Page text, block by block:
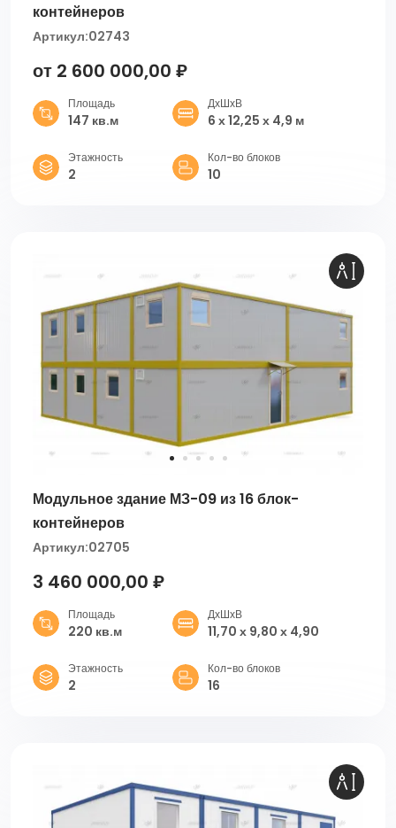
контейнеров
Артикул:02743
от 2 600 000,00 ₽
Площадь
147 кв.м
ДхШхВ
6 х 12,25 х 4,9 м
Этажность
2
Кол-во блоков
10
Модульное здание МЗ-09 из 16 блок-
контейнеров
Артикул:02705
3 460 000,00 ₽
Площадь
220 кв.м
ДхШхВ
11,70 х 9,80 х 4,90
Этажность
2
Кол-во блоков
16